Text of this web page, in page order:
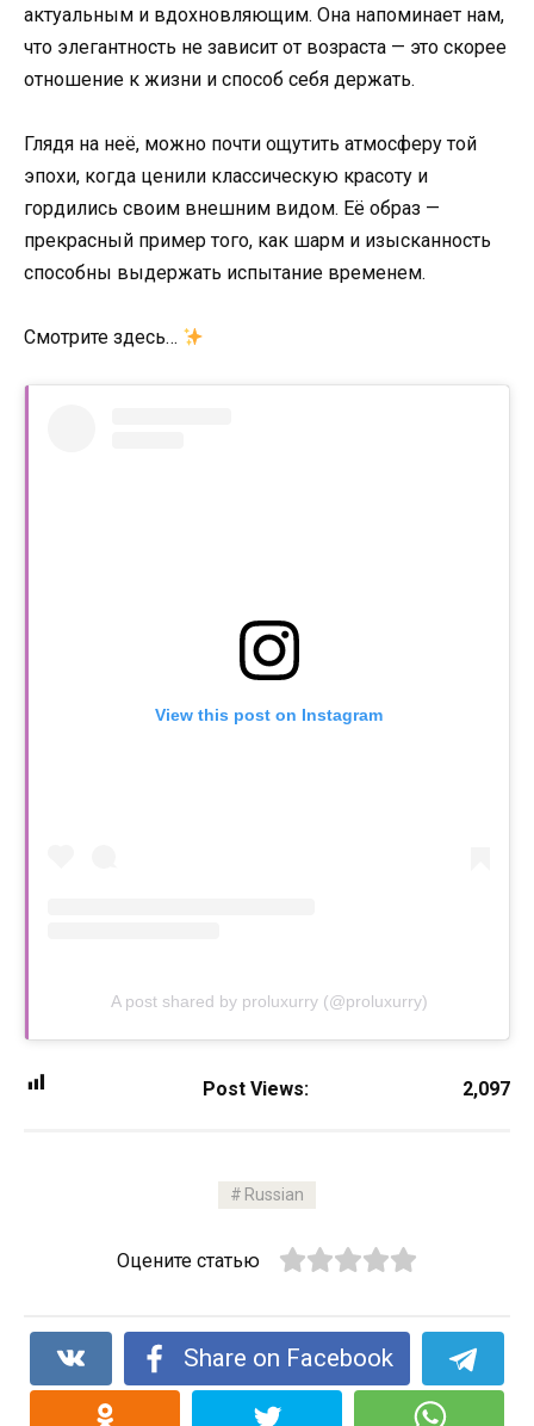
актуальным и вдохновляющим. Она напоминает нам,
что элегантность не зависит от возраста — это скорее
отношение к жизни и способ себя держать.
Глядя на неё, можно почти ощутить атмосферу той
эпохи, когда ценили классическую красоту и
гордились своим внешним видом. Её образ —
прекрасный пример того, как шарм и изысканность
способны выдержать испытание временем.
Смотрите здесь…
View this post on Instagram
A post shared by proluxurry (@proluxurry)
Post Views: 2,097
Russian
Оцените статью
Share on Facebook